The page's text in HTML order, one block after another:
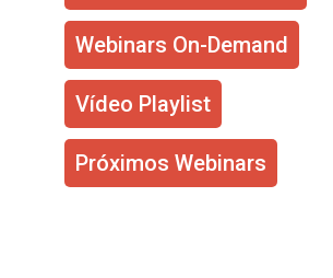
Webinars On-Demand
Vídeo Playlist
Próximos Webinars